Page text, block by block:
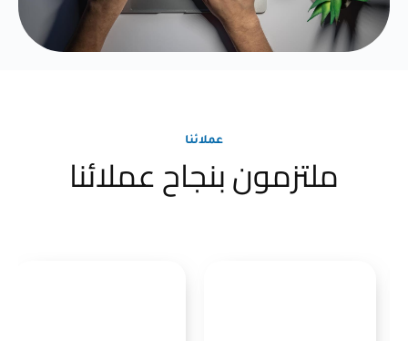
عملائنا
ملتزمون بنجاح عملائنا